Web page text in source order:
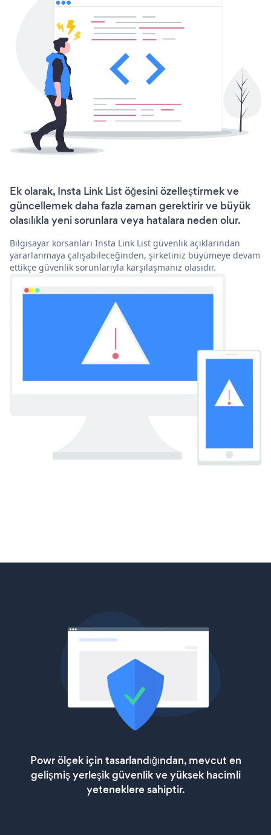
Ek olarak, Insta Link List öğesini özelleştirmek ve
güncellemek daha fazla zaman gerektirir ve büyük
olasılıkla yeni sorunlara veya hatalara neden olur.
Bilgisayar korsanları Insta Link List güvenlik açıklarından
yararlanmaya çalışabileceğinden, şirketiniz büyümeye devam
ettikçe güvenlik sorunlarıyla karşılaşmanız olasıdır.
Powr ölçek için tasarlandığından, mevcut en
gelişmiş yerleşik güvenlik ve yüksek hacimli
yeteneklere sahiptir.